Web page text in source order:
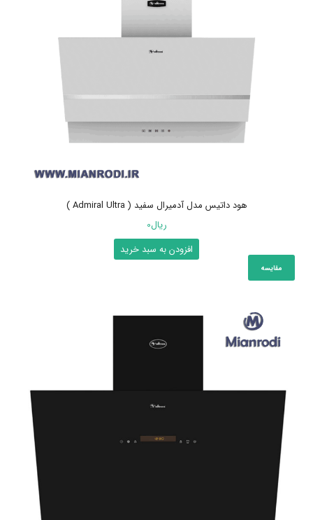
هود داتیس مدل آدمیرال سفید ( Admiral Ultra )
ریال0
افزودن به سبد خرید
مقایسه